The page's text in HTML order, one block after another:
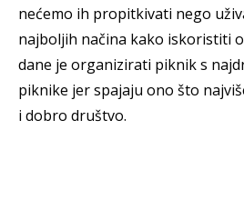
nećemo ih propitkivati nego
najboljih načina kako iskoristiti
dane je organizirati piknik s
piknike jer spajaju ono što
i dobro društvo.